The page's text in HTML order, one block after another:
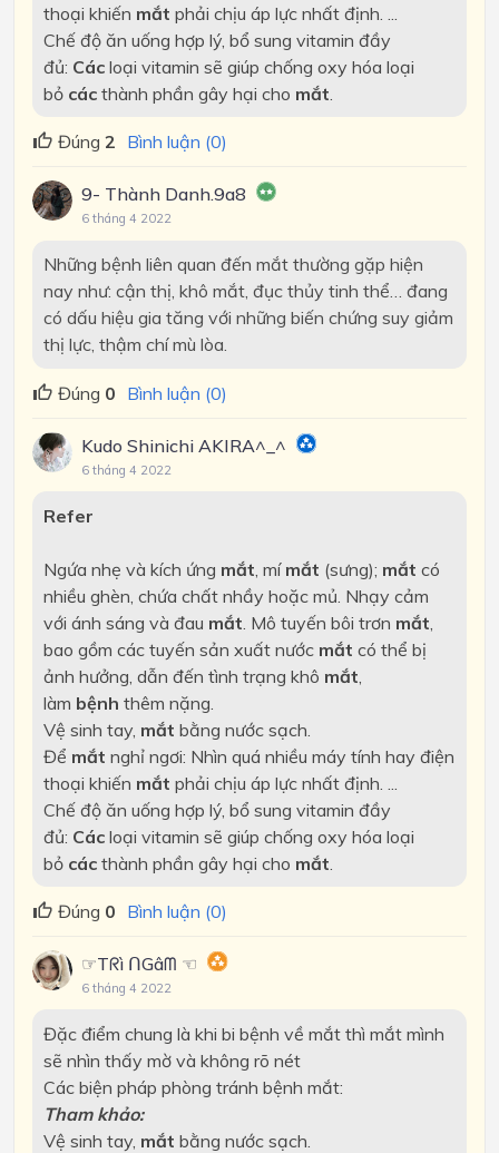
thoại khiến mắt phải chịu áp lực nhất định. ...
Chế độ ăn uống hợp lý, bổ sung vitamin đầy
đủ: Cácloại vitamin sẽ giúp chống oxy hóa loại
bỏ cácthành phần gây hại cho mắt
Đúng 2 Bình luận (0)
9- Thành Danh.9a8
6 tháng 4 2022
Những bệnh liên quan đến mắt thường gặp hiện
nay như: cận thị, khô mắt, đục thủy tinh thể… đang
có dấu hiệu gia tăng với những biến chứng suy giảm
thị lực, thậm chí mù lòa.
Đúng 0 Bình luận (0)
Kudo Shinichi AKIRA^_^
6 tháng 4 2022
Refer
Ngứa nhẹ và kích ứng mắt , mí mắt (sưng); mắt có
nhiều ghèn, chứa chất nhầy hoặc mủ. Nhạy cảm
với ánh sáng và đau mắt . Mô tuyến bôi trơn mắt
bao gồm các tuyến sản xuất nước mắt có thể bị
ảnh hưởng, dẫn đến tình trạng khô mắt
làm bệnh thêm nặng.
Vệ sinh tay, mắt bằng nước sạch.
Để mắt nghỉ ngơi: Nhìn quá nhiều máy tính hay điện
thoại khiến mắt phải chịu áp lực nhất định. ...
Chế độ ăn uống hợp lý, bổ sung vitamin đầy
đủ: Cácloại vitamin sẽ giúp chống oxy hóa loại
bỏ cácthành phần gây hại cho mắt
Đúng 0 Bình luận (0)
☞Tᖇì ᑎGâᗰ ☜
6 tháng 4 2022
Đặc điểm chung là khi bi bệnh về mắt thì mắt mình
sẽ nhìn thấy mờ và không rõ nét
Các biện pháp phòng tránh bệnh mắt:
Tham khảo:
Vệ sinh tay, mắt bằng nước sạch.